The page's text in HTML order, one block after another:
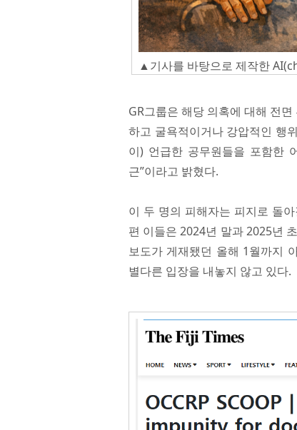
▲기사를 바탕으로 제작한
GR그룹은 해당 의혹에 대해 전
하고 굴욕적이거나 강압적인 행
이) 언급한 공무원들을 포함한
근”이라고 밝혔다.
이 두 명의 피해자는 피지로 돌
편 이들은 2024년 말과 2025년
보도가 게재됐던 올해 1월까지
별다른 입장을 내놓지 않고 있다.